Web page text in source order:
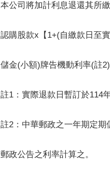
本公司將加計利息退還其所
認購股款x【1+(自繳款日至
儲金(小額)牌告機動利率(註
註1：實際退款日暫訂於114
註2：中華郵政之一年期定
郵政公告之利率計算之。